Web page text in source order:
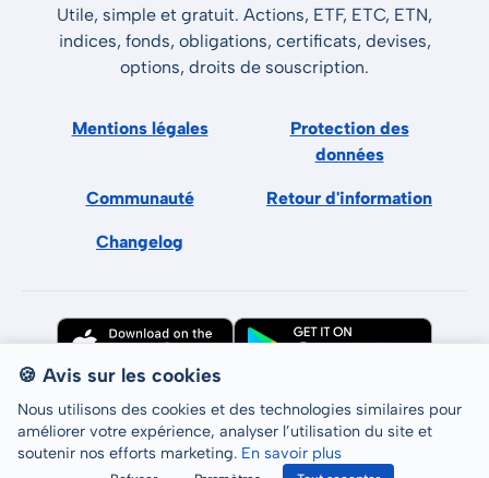
Utile, simple et gratuit. Actions, ETF, ETC, ETN,
indices, fonds, obligations, certificats, devises,
options, droits de souscription.
Mentions légales
Protection des
données
Communauté Retour d'information
Changelog
Tous droits réservés © LCP GmbH 2026
🍪 Avis sur les cookies
Nous utilisons des cookies et des technologies similaires pour
améliorer votre expérience, analyser l’utilisation du site et
soutenir nos efforts marketing. En savoir plus